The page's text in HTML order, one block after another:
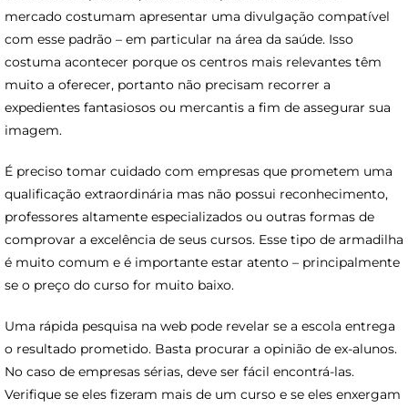
mercado costumam apresentar uma divulgação compatível
com esse padrão – em particular na área da saúde. Isso
costuma acontecer porque os centros mais relevantes têm
muito a oferecer, portanto não precisam recorrer a
expedientes fantasiosos ou mercantis a fim de assegurar sua
imagem.
É preciso tomar cuidado com empresas que prometem uma
qualificação extraordinária mas não possui reconhecimento,
professores altamente especializados ou outras formas de
comprovar a excelência de seus cursos. Esse tipo de armadilha
é muito comum e é importante estar atento – principalmente
se o preço do curso for muito baixo.
Uma rápida pesquisa na web pode revelar se a escola entrega
o resultado prometido. Basta procurar a opinião de ex-alunos.
No caso de empresas sérias, deve ser fácil encontrá-las.
Verifique se eles fizeram mais de um curso e se eles enxergam